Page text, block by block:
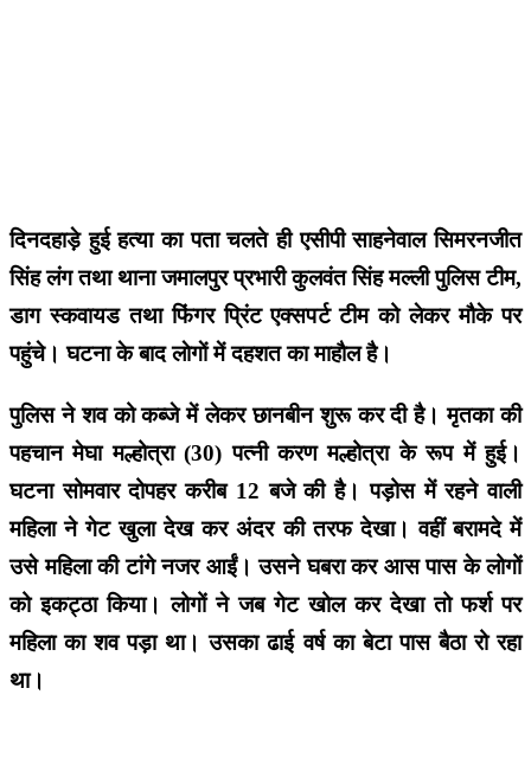
दिनदहाड़े हुई हत्या का पता चलते ही एसीपी साहनेवाल सिमरनजीत
सिंह लंग तथा थाना जमालपुर प्रभारी कुलवंत सिंह मल्ली पुलिस टीम,
डाग स्कवायड तथा फिंगर प्रिंट एक्सपर्ट टीम को लेकर मौके पर
पहुंचे। घटना के बाद लाेगाें में दहशत का माहाैल है।
पुलिस ने शव को कब्जे में लेकर छानबीन शुरू कर दी है। मृतका की
पहचान मेघा मल्होत्रा (30) पत्नी करण मल्होत्रा के रूप में हुई।
घटना सोमवार दोपहर करीब 12 बजे की है। पड़ोस में रहने वाली
महिला ने गेट खुला देख कर अंदर की तरफ देखा। वहीं बरामदे में
उसे महिला की टांगे नजर आईं। उसने घबरा कर आस पास के लोगों
को इकट्ठा किया। लोगों ने जब गेट खोल कर देखा तो फर्श पर
महिला का शव पड़ा था। उसका ढाई वर्ष का बेटा पास बैठा रो रहा
था।